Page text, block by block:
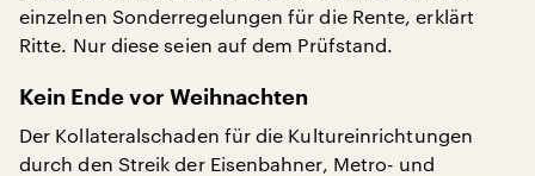
einzelnen Sonderregelungen für die Rente, erklärt
Ritte. Nur diese seien auf dem Prüfstand.
Kein Ende vor Weihnachten
Der Kollateralschaden für die Kultureinrichtungen
durch den Streik der Eisenbahner, Metro- und